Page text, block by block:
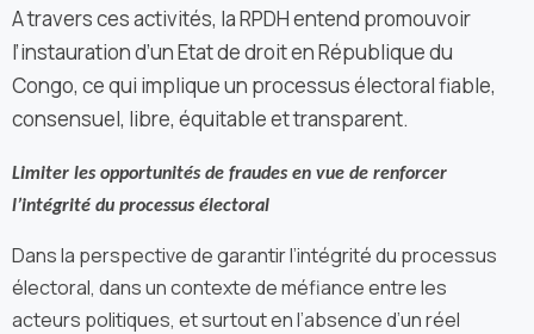
A travers ces activités, la RPDH entend promouvoir
l’instauration d’un Etat de droit en République du
Congo, ce qui implique un processus électoral fiable,
consensuel, libre, équitable et transparent.
Limiter les opportunités de fraudes en vue de renforcer
l’intégrité du processus électoral
Dans la perspective de garantir l’intégrité du processus
électoral, dans un contexte de méfiance entre les
acteurs politiques, et surtout en l’absence d’un réel